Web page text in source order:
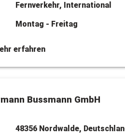
Fernverkehr, International
Montag - Freitag
erfahren
Bussmann GmbH
48356 Nordwalde,